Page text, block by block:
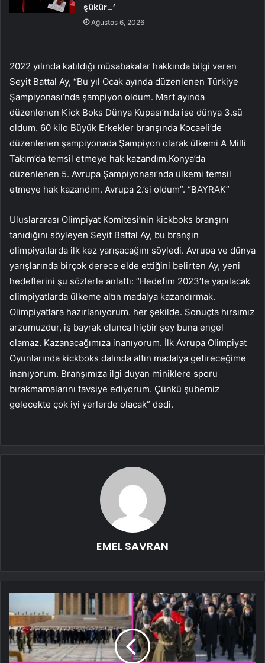
şükür…’
Ağustos 6, 2026
2022 yılında katıldığı müsabakalar hakkında bilgi veren
Seyit Battal Ay, “Bu yıl Ocak ayında düzenlenen Türkiye
Şampiyonası’nda şampiyon oldum. Mart ayında
düzenlenen Kick Boks Dünya Kupası’nda ise dünya 3.sü
oldum. 60 kilo Büyük Erkekler branşında Kocaeli’de
düzenlenen şampiyonada Şampiyon olarak ülkemi A Milli
Takım’da temsil etmeye hak kazandım.Konya’da
düzenlenen 5. Avrupa Şampiyonası’nda ülkemi temsil
etmeye hak kazandım. Avrupa 2.’si oldum”. “BAYRAK”
Uluslararası Olimpiyat Komitesi’nin kickboks branşını
tanıdığını söyleyen Seyit Battal Ay, bu branşın
olimpiyatlarda ilk kez yarışacağını söyledi. Avrupa ve dünya
yarışlarında birçok derece elde ettiğini belirten Ay, yeni
hedeflerini şu sözlerle anlattı: “Hedefim 2023’te yapılacak
olimpiyatlarda ülkeme altın madalya kazandırmak.
Olimpiyatlara hazırlanıyorum. her şekilde. Sonuçta hırsımız
arzumuzdur, iş bayrak olunca hiçbir şey buna engel
olamaz. Kazanacağımıza inanıyorum. İlk Avrupa Olimpiyat
Oyunlarında kickboks dalında altın madalya getireceğime
inanıyorum. Branşımıza ilgi duyan miniklere sporu
bırakmamalarını tavsiye ediyorum. Çünkü şubemiz
gelecekte çok iyi yerlerde olacak” dedi.
EMEL SAVRAN